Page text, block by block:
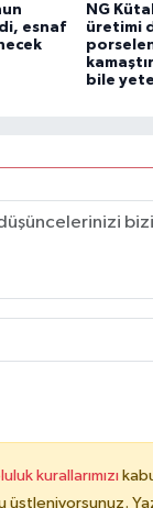
esnaf
NG
üretimi
bile
kurallarımızı
üstleniyorsunuz.